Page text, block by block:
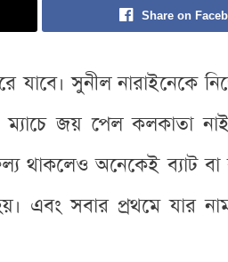
Share on
সুনীল নারাইনেকে
জয় পেল কলকাতা
থাকলেও অনেকেই ব্যাট
এবং সবার প্রথমে যার